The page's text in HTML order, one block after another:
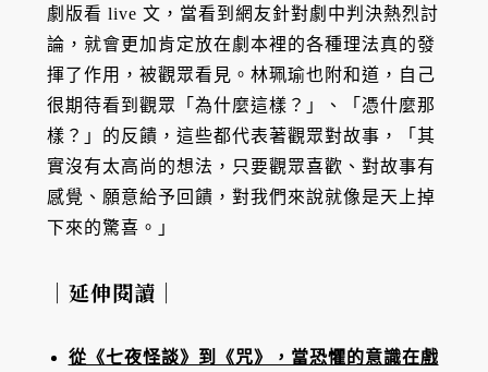
劇版看 live 文，當看到網友針對劇中判決熱烈討
論，就會更加肯定放在劇本裡的各種理法真的發
揮了作用，被觀眾看見。林珮瑜也附和道，自己
很期待看到觀眾「為什麼這樣？」、「憑什麼那
樣？」的反饋，這些都代表著觀眾對故事，「其
實沒有太高尚的想法，只要觀眾喜歡、對故事有
感覺、願意給予回饋，對我們來說就像是天上掉
下來的驚喜。」
｜延伸閱讀｜
從《七夜怪談》到《咒》，當恐懼的意識在戲